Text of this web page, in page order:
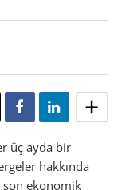
TWEET SHARE SHARE
üç ayda bir
hakkında
son ekonomik